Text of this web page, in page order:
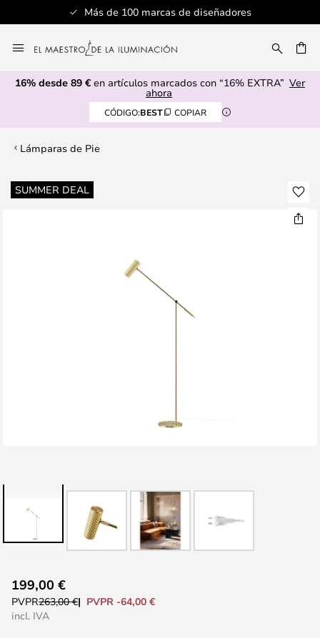
Más de 100 marcas de diseñadores
al
contenido
16% desde 89 € en artículos marcados con “16% EXTRA” Ver
ahora
CÓDIGO:BEST COPIAR
Lámparas de Pie
SUMMER DEAL
Saltar
al
comienzo
199,00 €
PVPR263,00 €
PVPR -64,00 €
incl. IVA